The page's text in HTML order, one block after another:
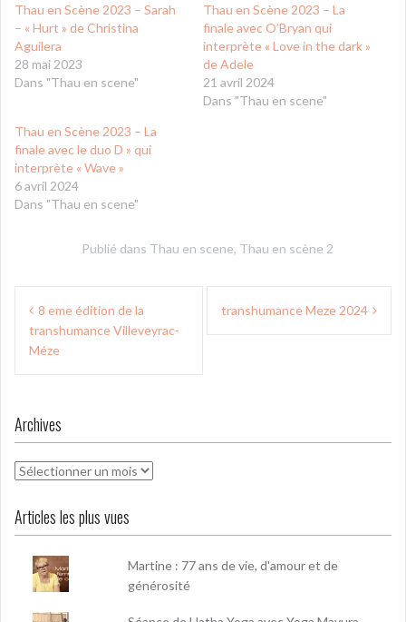
Thau en Scène 2023 – Sarah
– « Hurt » de Christina
Aguilera
28 mai 2023
Dans "Thau en scene"
Thau en Scène 2023 – La
finale avec O’Bryan qui
interprète « Love in the dark »
de Adele
21 avril 2024
Dans "Thau en scene"
Thau en Scène 2023 – La
finale avec le duo D » qui
interprète « Wave »
6 avril 2024
Dans "Thau en scene"
Publié dans Thau en scene, Thau en scène 2
Navigation
de
l’article
8 eme édition de la
transhumance Villeveyrac-
Méze
transhumance Meze 2024
Archives
Archives
Articles les plus vues
Martine : 77 ans de vie, d'amour et de
générosité